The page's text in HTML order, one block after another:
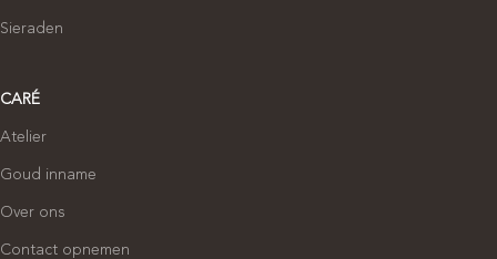
Sieraden
CARÉ
Atelier
Goud inname
Over ons
Contact opnemen